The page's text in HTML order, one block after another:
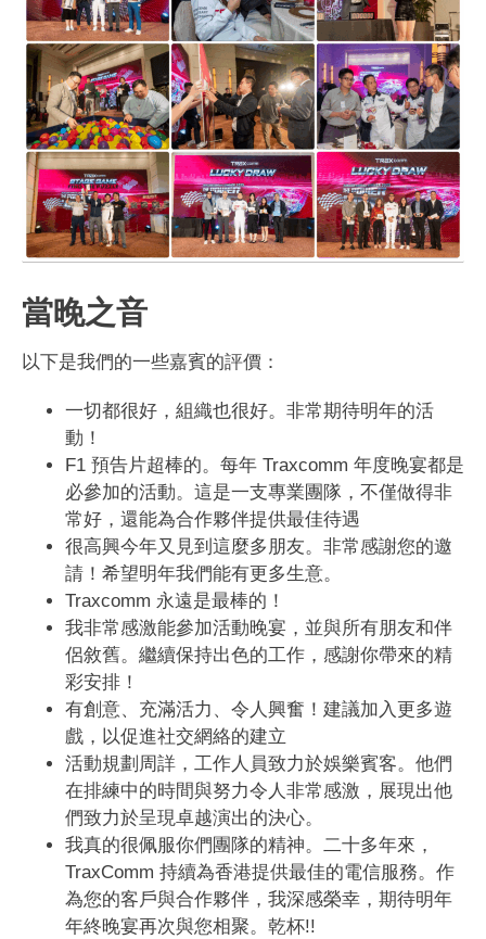
當晚之音
以下是我們的一些嘉賓的評價：
一切都很好，組織也很好。非常期待明年的活
動！
F1 預告片超棒的。每年 Traxcomm 年度晚宴都是
必參加的活動。這是一支專業團隊，不僅做得非
常好，還能為合作夥伴提供最佳待遇
很高興今年又見到這麼多朋友。非常感謝您的邀
請！希望明年我們能有更多生意。
Traxcomm 永遠是最棒的！
我非常感激能參加活動晚宴，並與所有朋友和伴
侶敘舊。繼續保持出色的工作，感謝你帶來的精
彩安排！
有創意、充滿活力、令人興奮！建議加入更多遊
戲，以促進社交網絡的建立
活動規劃周詳，工作人員致力於娛樂賓客。他們
在排練中的時間與努力令人非常感激，展現出他
們致力於呈現卓越演出的決心。
我真的很佩服你們團隊的精神。二十多年來，
TraxComm 持續為香港提供最佳的電信服務。作
為您的客戶與合作夥伴，我深感榮幸，期待明年
年終晚宴再次與您相聚。乾杯!!